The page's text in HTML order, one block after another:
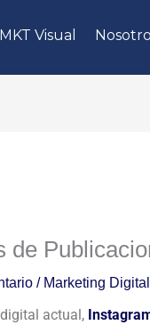
MKT Visual
de
/ Marketing Digital
actual,